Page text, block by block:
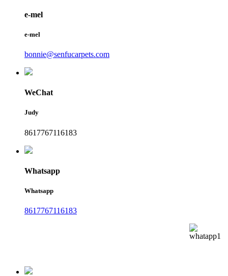
e-mel
e-mel
bonnie@senfucarpets.com
WeChat
Judy
8617767116183
Whatsapp
Whatsapp
8617767116183